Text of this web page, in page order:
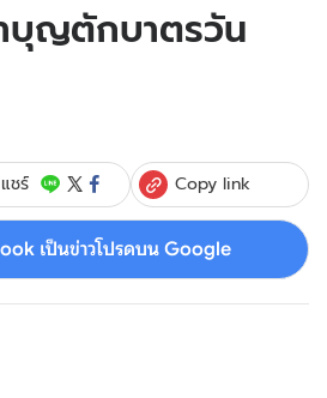
บุญตักบาตรวัน
แชร์ Copy link
เป็นข่าวโปรดบน Google